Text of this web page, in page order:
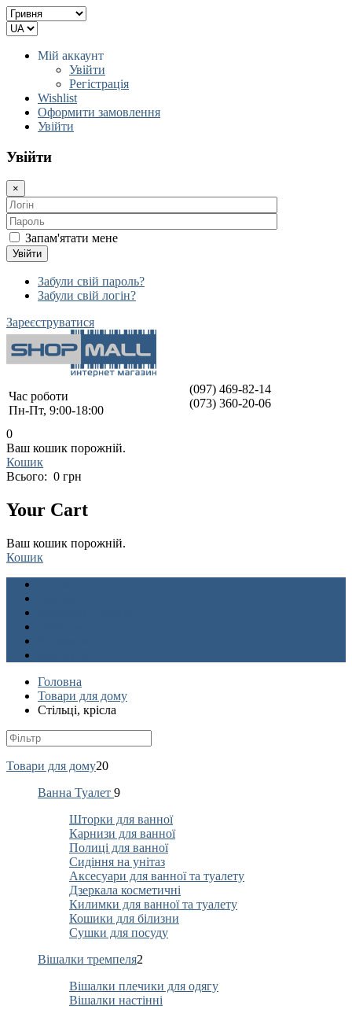
Мій аккаунт
Увійти
Регістрація
Wishlist
Оформити замовлення
Увійти
Увійти
×
Запам'ятати мене
Увійти
Забули свій пароль?
Забули свій логін?
Зареєструватися
Час роботи
Пн-Пт, 9:00-18:00
(097) 469-82-14
(073) 360-20-06
0
Ваш кошик порожній.
Кошик
Всього: 0 грн
Your Cart
Ваш кошик порожній.
Кошик
Головна
Товари для дому
Стільці, крісла
Товари для дому20
Ванна Туалет 9
Шторки для ванної
Карнизи для ванної
Полиці для ванної
Сидіння на унітаз
Аксесуари для ванної та туалету
Дзеркала косметичні
Килимки для ванної та туалету
Кошики для білизни
Сушки для посуду
Вішалки тремпеля2
Вішалки плечики для одягу
Вішалки настінні